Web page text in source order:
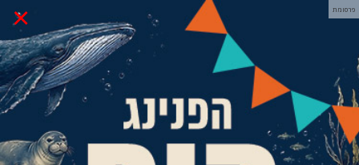
× פרסומת